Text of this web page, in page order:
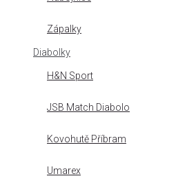
Zápalky
Diabolky
H&N Sport
JSB Match Diabolo
Kovohutě Příbram
Umarex